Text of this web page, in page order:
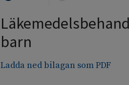
barn
Ladda ned bilagan som PDF